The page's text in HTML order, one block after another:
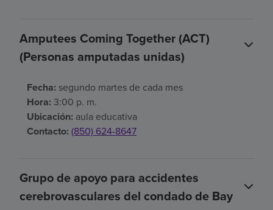
Amputees Coming Together (ACT)
(Personas amputadas unidas)
Fecha: segundo martes de cada mes
Hora: 3:00 p. m.
Ubicación: aula educativa
Contacto: (850) 624-8647
Grupo de apoyo para accidentes
cerebrovasculares del condado de Bay